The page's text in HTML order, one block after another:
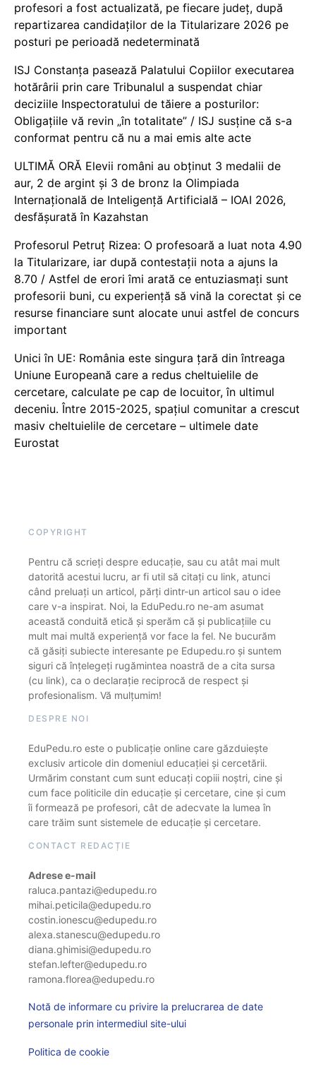
profesori a fost actualizată, pe fiecare județ, după
repartizarea candidaților de la Titularizare 2026 pe
posturi pe perioadă nedeterminată
ISJ Constanța pasează Palatului Copiilor executarea
hotărârii prin care Tribunalul a suspendat chiar
deciziile Inspectoratului de tăiere a posturilor:
Obligațiile vă revin „în totalitate” / ISJ susține că s-a
conformat pentru că nu a mai emis alte acte
ULTIMĂ ORĂ Elevii români au obținut 3 medalii de
aur, 2 de argint și 3 de bronz la Olimpiada
Internațională de Inteligență Artificială – IOAI 2026,
desfășurată în Kazahstan
Profesorul Petruț Rizea: O profesoară a luat nota 4.90
la Titularizare, iar după contestații nota a ajuns la
8.70 / Astfel de erori îmi arată ce entuziasmați sunt
profesorii buni, cu experiență să vină la corectat și ce
resurse financiare sunt alocate unui astfel de concurs
important
Unici în UE: România este singura țară din întreaga
Uniune Europeană care a redus cheltuielile de
cercetare, calculate pe cap de locuitor, în ultimul
deceniu. Între 2015-2025, spațiul comunitar a crescut
masiv cheltuielile de cercetare – ultimele date
Eurostat
COPYRIGHT
Pentru că scrieți despre educație, sau cu atât mai mult
datorită acestui lucru, ar fi util să citați cu link, atunci
când preluați un articol, părți dintr-un articol sau o idee
care v-a inspirat. Noi, la EduPedu.ro ne-am asumat
această conduită etică și sperăm că și publicațiile cu
mult mai multă experiență vor face la fel. Ne bucurăm
că găsiți subiecte interesante pe Edupedu.ro și suntem
siguri că înțelegeți rugămintea noastră de a cita sursa
(cu link), ca o declarație reciprocă de respect și
profesionalism. Vă mulțumim!
DESPRE NOI
EduPedu.ro este o publicație online care găzduiește
exclusiv articole din domeniul educației și cercetării.
Urmărim constant cum sunt educați copiii noștri, cine și
cum face politicile din educație și cercetare, cine și cum
îi formează pe profesori, cât de adecvate la lumea în
care trăim sunt sistemele de educație și cercetare.
CONTACT REDACȚIE
Adrese e-mail
raluca.pantazi@edupedu.ro
mihai.peticila@edupedu.ro
costin.ionescu@edupedu.ro
alexa.stanescu@edupedu.ro
diana.ghimisi@edupedu.ro
stefan.lefter@edupedu.ro
ramona.florea@edupedu.ro
Notă de informare cu privire la prelucrarea de date
personale prin intermediul site-ului
Politica de cookie